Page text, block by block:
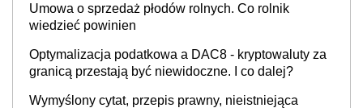
Umowa o sprzedaż płodów rolnych. Co rolnik
wiedzieć powinien
Optymalizacja podatkowa a DAC8 - kryptowaluty za
granicą przestają być niewidoczne. I co dalej?
Wymyślony cytat, przepis prawny, nieistniejąca